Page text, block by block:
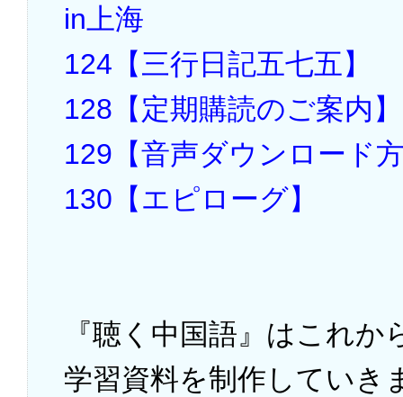
in上海
124【三行日記五七五】
128【定期購読のご案内】
129【音声ダウンロード
130【エピローグ】
『聴く中国語』はこれ
学習資料を制作していき